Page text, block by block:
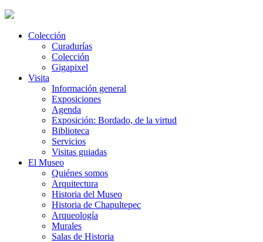
Colección
Curadurías
Colección
Gigapixel
Visita
Información general
Exposiciones
Agenda
Exposición: Bordado, de la virtud
Biblioteca
Servicios
Visitas guiadas
El Museo
Quiénes somos
Arquitectura
Historia del Museo
Historia de Chapultepec
Arqueología
Murales
Salas de Historia